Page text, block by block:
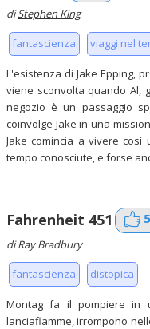
diStephen King
fantascienza viaggi nel
L'esistenza di Jake Epping,
viene sconvolta quando Al,
negozio è un passaggio
coinvolge Jake in una
Jake comincia a vivere
tempo conosciute, e forse
Fahrenheit 451 5
di Ray Bradbury
fantascienza distopica
Montag fa il pompiere in
lanciafiamme, irrompono